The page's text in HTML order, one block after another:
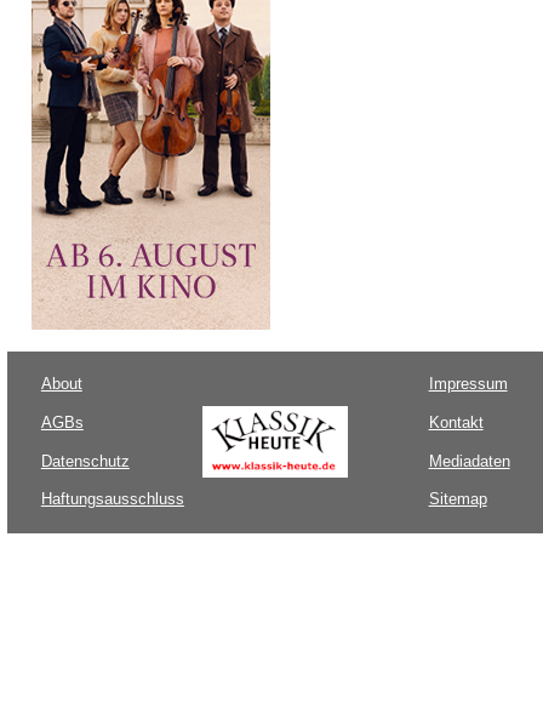
About
AGBs
Datenschutz
Haftungsausschluss
Impressum
Kontakt
Mediadaten
Sitemap